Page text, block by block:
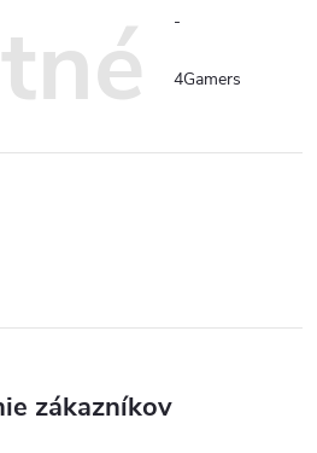
-
4Gamers
zákazníkov